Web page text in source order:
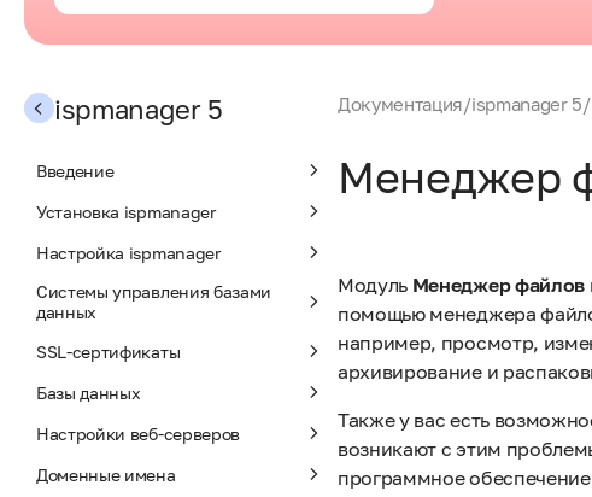
ispmanager 5
Введение
Установка ispmanager
Настройка ispmanager
Системы управления базами
данных
SSL-сертификаты
Базы данных
Настройки веб-серверов
Доменные имена
Документация/ispmanager 5/
Менеджер
Модуль Менеджер файлов
помощью менеджера
например, просмотр,
архивирование и
Также у вас есть
возникают с этим
программное